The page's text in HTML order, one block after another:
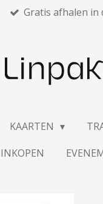
Gratis afhalen in
KAARTEN